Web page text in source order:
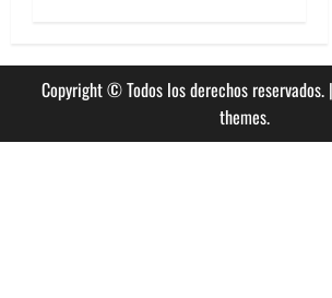
Copyright © Todos los derechos reservados. |
themes.